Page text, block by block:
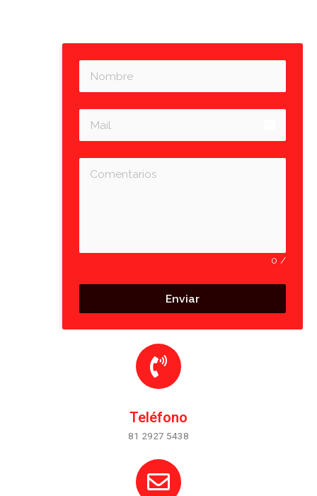
0 /
Enviar
Teléfono
81 2927 5438